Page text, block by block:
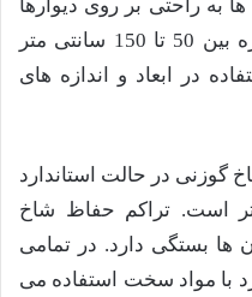
به راحتی بر روی دیوارها
نصب می شوند. ارتفاع این سازه بین 50 تا 150 سانتی متر
در ابعاد و اندازه های
گوزنی در حالت استاندارد
تا 50 سانتی متر است. تراکم حفاظ شاخ
ها بستگی دارد. در تمامی
با مواد سخت استفاده می